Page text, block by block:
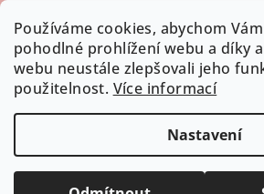
Používáme cookies, abychom
pohodlné prohlížení webu a díky
webu neustále zlepšovali jeho
použitelnost. Více informací
Nastavení
Poslední hodnocení
Victoria’s Secret Plavky
| Lenka H.
Upravit